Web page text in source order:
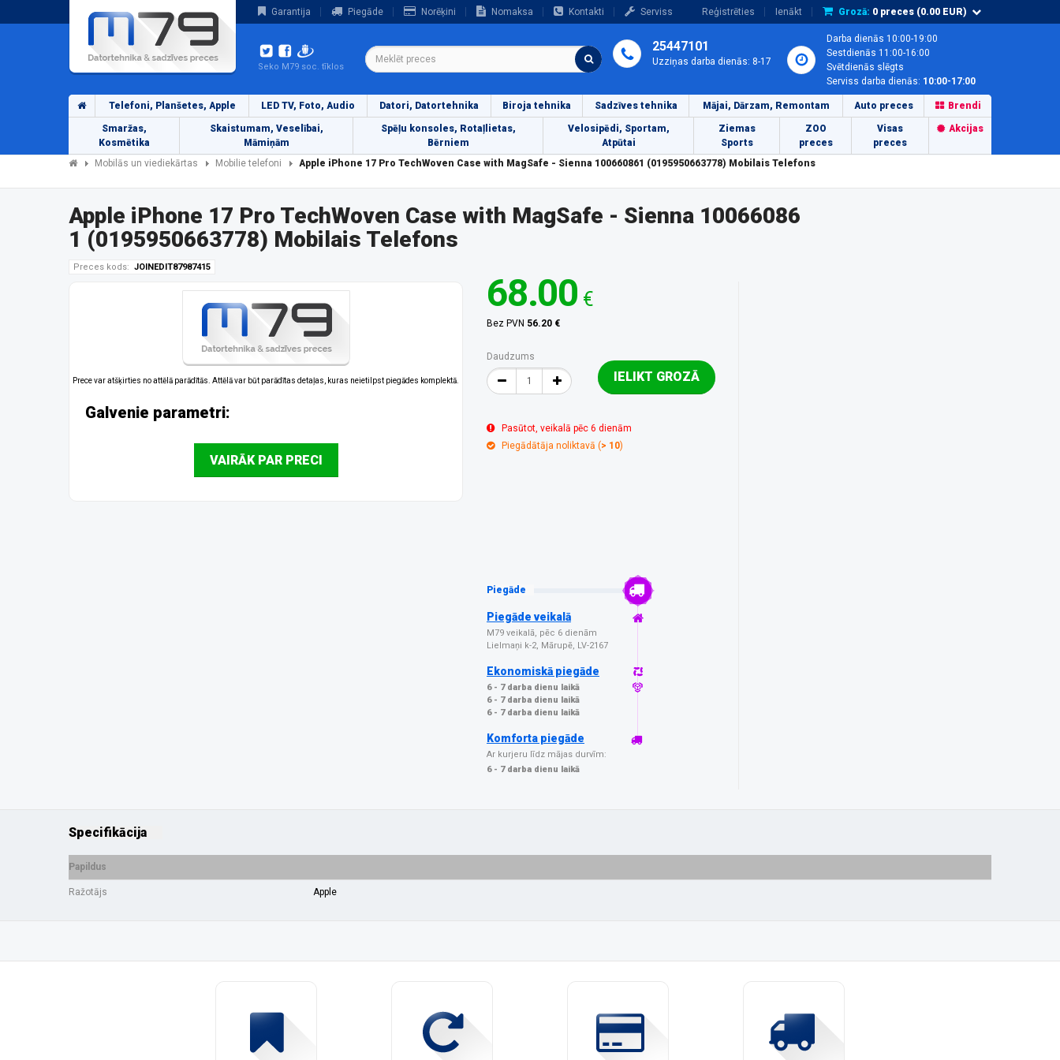
Garantija Piegāde Norēķini Nomaksa Kontakti Serviss Reģistrēties Ienākt Grozā: 0 preces (0.00 EUR)
Seko M79 soc. tīklos
25447101
Uzziņas darba dienās: 8-17
Darba dienās 10:00-19:00
Sestdienās 11:00-16:00
Svētdienās slēgts
Serviss darba dienās: 10:00-17:00
Telefoni, Planšetes, Apple LED TV, Foto, Audio Datori, Datortehnika Biroja tehnika Sadzīves tehnika Mājai, Dārzam, Remontam Auto preces Brendi
Smaržas,
Kosmētika
Skaistumam, Veselībai,
Māmiņām
Spēļu konsoles, Rotaļlietas,
Bērniem
Velosipēdi, Sportam,
Atpūtai
Ziemas
Sports
ZOO
preces
Visas
preces
Akcijas
Mobilās un viediekārtas Mobilie telefoni Apple iPhone 17 Pro TechWoven Case with MagSafe - Sienna 100660861 (0195950663778) Mobilais Telefons
Apple iPhone 17 Pro TechWoven Case with MagSafe - Sienna 10066086
1 (0195950663778) Mobilais Telefons
Preces kods: JOINEDIT87987415
Prece var atšķirties no attēlā parādītās. Attēlā var būt parādītas detaļas, kuras neietilpst piegādes komplektā.
Galvenie parametri:
VAIRĀK PAR PRECI
68.00 €
Bez PVN 56.20 €
Daudzums
IELIKT GROZĀ
Pasūtot, veikalā pēc 6 dienām
Piegādātāja noliktavā (> 10)
Piegāde
Piegāde veikalā
M79 veikalā, pēc 6 dienām
Lielmaņi k-2, Mārupē, LV-2167
Ekonomiskā piegāde
6 - 7 darba dienu laikā
6 - 7 darba dienu laikā
6 - 7 darba dienu laikā
Komforta piegāde
Ar kurjeru līdz mājas durvīm:
6 - 7 darba dienu laikā
Specifikācija
Papildus
Ražotājs Apple